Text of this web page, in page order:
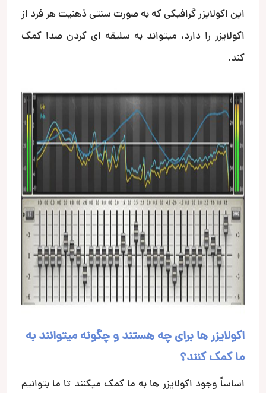
این اکولایزر گرافیکی که به صورت سنتی ذهنیت هر فرد از
اکولایزر را دارد، میتواند به سلیقه ای کردن صدا کمک
کند.
اکولایزر ها برای چه هستند و چگونه میتوانند به
ما کمک کنند؟
اساساََ وجود اکولایزر ها به ما کمک میکنند تا ما بتوانیم